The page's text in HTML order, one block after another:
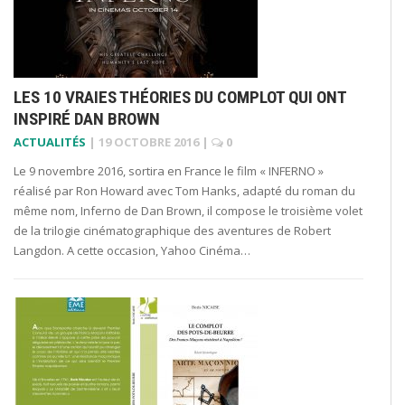
LES 10 VRAIES THÉORIES DU COMPLOT QUI ONT
INSPIRÉ DAN BROWN
ACTUALITÉS | 19 OCTOBRE 2016 |
0
Le 9 novembre 2016, sortira en France le film « INFERNO »
réalisé par Ron Howard avec Tom Hanks, adapté du roman du
même nom, Inferno de Dan Brown, il compose le troisième volet
de la trilogie cinématographique des aventures de Robert
Langdon. A cette occasion, Yahoo Cinéma…